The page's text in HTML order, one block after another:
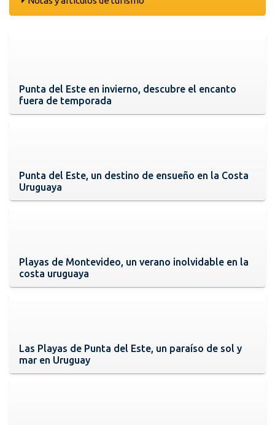
Punta del Este en invierno, descubre el encanto
fuera de temporada
Punta del Este, un destino de ensueño en la Costa
Uruguaya
Playas de Montevideo, un verano inolvidable en la
costa uruguaya
Las Playas de Punta del Este, un paraíso de sol y
mar en Uruguay